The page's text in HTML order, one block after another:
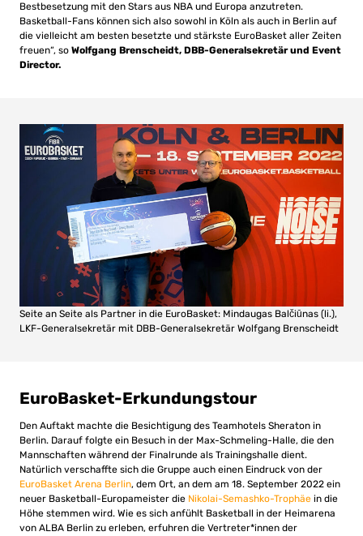
Bestbesetzung mit den Stars aus NBA und Europa anzutreten.
Basketball-Fans können sich also sowohl in Köln als auch in Berlin auf
die vielleicht am besten besetzte und stärkste EuroBasket aller Zeiten
freuen“, so Wolfgang Brenscheidt, DBB-Generalsekretär und Event
Director.
Seite an Seite als Partner in die EuroBasket: Mindaugas Balčiūnas (li.),
LKF-Generalsekretär mit DBB-Generalsekretär Wolfgang Brenscheidt
EuroBasket-Erkundungstour
Den Auftakt machte die Besichtigung des Teamhotels Sheraton in
Berlin. Darauf folgte ein Besuch in der Max-Schmeling-Halle, die den
Mannschaften während der Finalrunde als Trainingshalle dient.
Natürlich verschaffte sich die Gruppe auch einen Eindruck von der
EuroBasket Arena Berlin, dem Ort, an dem am 18. September 2022 ein
neuer Basketball-Europameister die Nikolai-Semashko-Trophäe in die
Höhe stemmen wird. Wie es sich anfühlt Basketball in der Heimarena
von ALBA Berlin zu erleben, erfuhren die Vertreter*innen der